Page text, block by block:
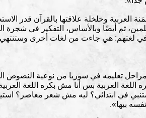
العربية وخلخلة علاقتها بالقرآن قدر
ثم أيضًا وبالأساس، التفكير في
لغتهم: هي جاءت من لغات أخرى وستنتهي
مراحل تعليمه في سوريا من نوعية النصوص
اللغة العربية بس أنا مش بكره اللغة
في ابتدائي؟ ليه مش شعر معاصر؟
بيها».